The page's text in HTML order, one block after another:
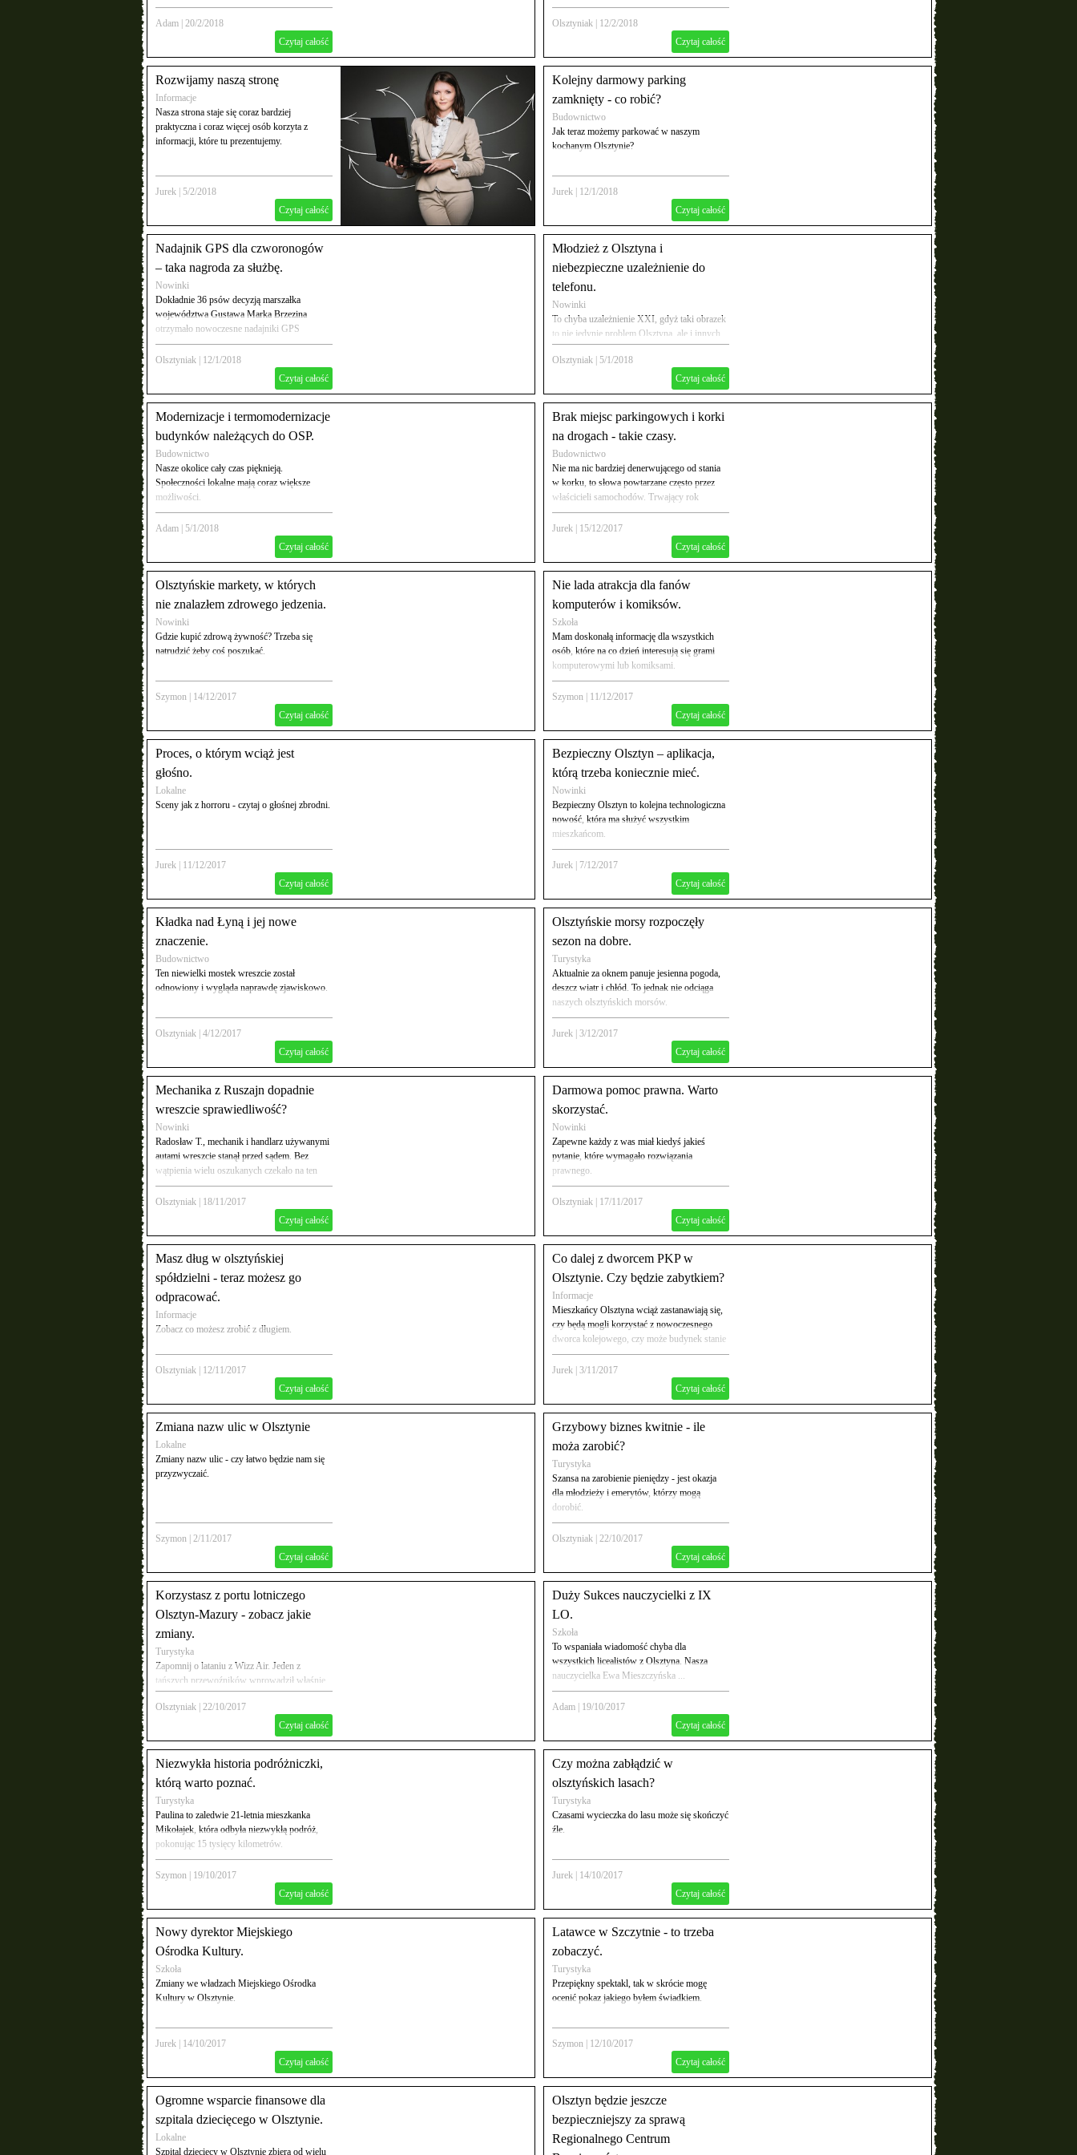
jest połączenie z Dortmundem. Już od 14 maja
2018 r. takie połączenie będzie obsługiwać
Adam| 20/2/2018
Czytaj całość
panującej za oknem deszczowej pogody i
sporych opadów
Olsztyniak|
12/2/2018
Czytaj całość
Rozwijamy naszą stronę
Informacje
Nasza strona staje się coraz bardziej
praktyczna i coraz więcej osób korzyta z
informacji, które tu prezentujemy.
Jurek| 5/2/2018
Czytaj całość
Kolejny darmowy parking
zamknięty - co robić?
Budownictwo
Jak teraz możemy parkować w naszym
kochanym Olsztynie?
Jurek|
12/1/2018
Czytaj całość
Nadajnik GPS dla czworonogów
– taka nagroda za służbę.
Nowinki
Dokładnie 36 psów decyzją marszałka
województwa Gustawa Marka Brzezina
otrzymało nowoczesne nadajniki GPS
Olsztyniak|
12/1/2018
Czytaj całość
Młodzież z Olsztyna i
niebezpieczne uzależnienie do
telefonu.
Nowinki
To chyba uzależnienie XXI, gdyż taki obrazek
to nie jedynie problem Olsztyna, ale i innych
miast w Polsce.
Olsztyniak| 5/1/2018
Czytaj całość
Modernizacje i termomodernizacje
budynków należących do OSP.
Budownictwo
Nasze okolice cały czas pięknieją.
Społeczności lokalne mają coraz większe
możliwości.
Adam| 5/1/2018
Czytaj całość
Brak miejsc parkingowych i korki
na drogach - takie czasy.
Budownictwo
Nie ma nic bardziej denerwującego od stania
w korku, to słowa powtarzane często przez
właścicieli samochodów. Trwający rok
szkolny sprawia, iż dostrzegam ten problem
także ja sam.
Jurek|
15/12/2017
Czytaj całość
Olsztyńskie markety, w których
nie znalazłem zdrowego jedzenia.
Nowinki
Gdzie kupić zdrową żywność? Trzeba się
natrudzić żeby coś poszukać.
Szymon|
14/12/2017
Czytaj całość
Nie lada atrakcja dla fanów
komputerów i komiksów.
Szkoła
Mam doskonałą informację dla wszystkich
osób, które na co dzień interesują się grami
komputerowymi lub komiksami.
Szymon|
11/12/2017
Czytaj całość
Proces, o którym wciąż jest
głośno.
Lokalne
Sceny jak z horroru - czytaj o głośnej zbrodni.
Jurek|
11/12/2017
Czytaj całość
Bezpieczny Olsztyn – aplikacja,
którą trzeba koniecznie mieć.
Nowinki
Bezpieczny Olsztyn to kolejna technologiczna
nowość, która ma służyć wszystkim
mieszkańcom.
Jurek|
7/12/2017
Czytaj całość
Kładka nad Łyną i jej nowe
znaczenie.
Budownictwo
Ten niewielki mostek wreszcie został
odnowiony i wygląda naprawdę zjawiskowo.
Olsztyniak| 4/12/2017
Czytaj całość
Olsztyńskie morsy rozpoczęły
sezon na dobre.
Turystyka
Aktualnie za oknem panuje jesienna pogoda,
deszcz wiatr i chłód. To jednak nie odciąga
naszych olsztyńskich morsów.
Jurek| 3/12/2017
Czytaj całość
Mechanika z Ruszajn dopadnie
wreszcie sprawiedliwość?
Nowinki
Radosław T., mechanik i handlarz używanymi
autami wreszcie stanął przed sądem. Bez
wątpienia wielu oszukanych czekało na ten
moment, kiedy to oszust dostanie za swoje.
Olsztyniak|
18/11/2017
Czytaj całość
Darmowa pomoc prawna. Warto
skorzystać.
Nowinki
Zapewne każdy z was miał kiedyś jakieś
pytanie, które wymagało rozwiązania
prawnego.
Olsztyniak|
17/11/2017
Czytaj całość
Masz dług w olsztyńskiej
spółdzielni - teraz możesz go
odpracować.
Informacje
Zobacz co możesz zrobić z długiem.
Olsztyniak|
12/11/2017
Czytaj całość
Co dalej z dworcem PKP w
Olsztynie. Czy będzie zabytkiem?
Informacje
Mieszkańcy Olsztyna wciąż zastanawiają się,
czy będą mogli korzystać z nowoczesnego
dworca kolejowego, czy może budynek stanie
się zabytkiem.
Jurek| 3/11/2017
Czytaj całość
Zmiana nazw ulic w Olsztynie
Lokalne
Zmiany nazw ulic - czy łatwo będzie nam się
przyzwyczaić.
Szymon| 2/11/2017
Czytaj całość
Grzybowy biznes kwitnie - ile
moża zarobić?
Turystyka
Szansa na zarobienie pieniędzy - jest okazja
dla młodzieży i emerytów, którzy mogą
dorobić.
Olsztyniak| 22/10/2017
Czytaj całość
Korzystasz z portu lotniczego
Olsztyn-Mazury - zobacz jakie
zmiany.
Turystyka
Zapomnij o lataniu z Wizz Air. Jeden z
tańszych przewoźników wprowadził właśnie
restrykcje, które odbiją się na pasażerach.
Olsztyniak| 22/10/2017
Czytaj całość
Duży Sukces nauczycielki z IX
LO.
Szkoła
To wspaniała wiadomość chyba dla
wszystkich licealistów z Olsztyna. Nasza
nauczycielka Ewa Mieszczyńska ...
Adam|
19/10/2017
Czytaj całość
Niezwykła historia podróżniczki,
którą warto poznać.
Turystyka
Paulina to zaledwie 21-letnia mieszkanka
Mikołajek, która odbyła niezwykłą podróż,
pokonując 15 tysięcy kilometrów.
Szymon|
19/10/2017
Czytaj całość
Czy można zabłądzić w
olsztyńskich lasach?
Turystyka
Czasami wycieczka do lasu może się skończyć
źle.
Jurek|
14/10/2017
Czytaj całość
Nowy dyrektor Miejskiego
Ośrodka Kultury.
Szkoła
Zmiany we władzach Miejskiego Ośrodka
Kultury w Olsztynie.
Jurek|
14/10/2017
Czytaj całość
Latawce w Szczytnie - to trzeba
zobaczyć.
Turystyka
Przepiękny spektakl, tak w skrócie mogę
ocenić pokaz jakiego byłem świadkiem.
Szymon|
12/10/2017
Czytaj całość
Ogromne wsparcie finansowe dla
szpitala dziecięcego w Olsztynie.
Lokalne
Szpital dziecięcy w Olsztynie zbiera od wielu
Olsztyn będzie jeszcze
bezpieczniejszy za sprawą
Regionalnego Centrum